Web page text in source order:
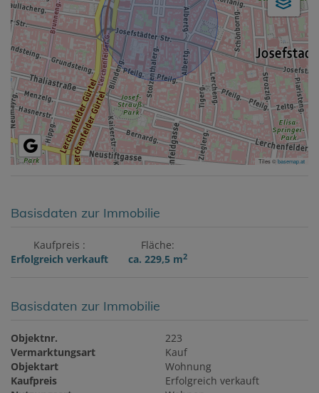
Tiles ©basemap.at
Basisdaten zur Immobilie
Kaufpreis
Erfolgreich verkauft
Fläche
ca. 229,5 m2
Basisdaten zur Immobilie
Objektnr.
223
Vermarktungsart
Kauf
Objektart
Wohnung
Kaufpreis
Erfolgreich verkauft